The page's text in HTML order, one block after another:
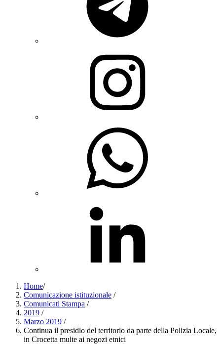
Home/
Comunicazione istituzionale /
Comunicati Stampa /
2019 /
Marzo 2019 /
Continua il presidio del territorio da parte della Polizia Locale,
in Crocetta multe ai negozi etnici